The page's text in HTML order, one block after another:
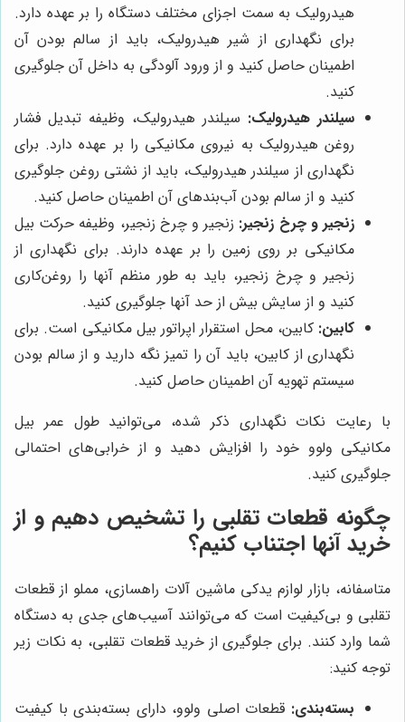
هیدرولیک به سمت اجزای مختلف دستگاه را بر عهده دارد.
برای نگهداری از شیر هیدرولیک، باید از سالم بودن آن
اطمینان حاصل کنید و از ورود آلودگی به داخل آن جلوگیری
کنید.
سیلندر هیدرولیک: سیلندر هیدرولیک، وظیفه تبدیل فشار
روغن هیدرولیک به نیروی مکانیکی را بر عهده دارد. برای
نگهداری از سیلندر هیدرولیک، باید از نشتی روغن جلوگیری
کنید و از سالم بودن آب‌بندهای آن اطمینان حاصل کنید.
زنجیر و چرخ زنجیر: زنجیر و چرخ زنجیر، وظیفه حرکت بیل
مکانیکی بر روی زمین را بر عهده دارند. برای نگهداری از
زنجیر و چرخ زنجیر، باید به طور منظم آنها را روغن‌کاری
کنید و از سایش بیش از حد آنها جلوگیری کنید.
کابین: کابین، محل استقرار اپراتور بیل مکانیکی است. برای
نگهداری از کابین، باید آن را تمیز نگه دارید و از سالم بودن
سیستم تهویه آن اطمینان حاصل کنید.
با رعایت نکات نگهداری ذکر شده، می‌توانید طول عمر بیل
مکانیکی ولوو خود را افزایش دهید و از خرابی‌های احتمالی
جلوگیری کنید.
چگونه قطعات تقلبی را تشخیص دهیم و از
خرید آنها اجتناب کنیم؟
متاسفانه، بازار لوازم یدکی ماشین آلات راهسازی، مملو از قطعات
تقلبی و بی‌کیفیت است که می‌توانند آسیب‌های جدی به دستگاه
شما وارد کنند. برای جلوگیری از خرید قطعات تقلبی، به نکات زیر
توجه کنید:
بسته‌بندی: قطعات اصلی ولوو، دارای بسته‌بندی با کیفیت